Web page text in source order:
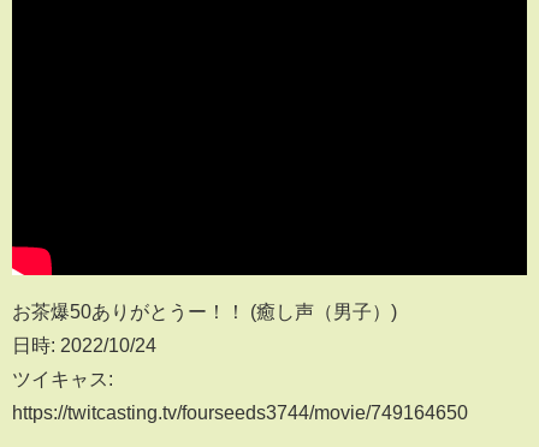
お茶爆50ありがとうー！！ (癒し声（男子）)
日時: 2022/10/24
ツイキャス:
https://twitcasting.tv/fourseeds3744/movie/749164650